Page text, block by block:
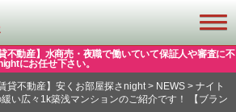
不動産】水商売・夜職で働いていて保証人や審査に不
にお任せ下さい。
貸不動産】安くお部屋探さnight> NEWS> ナイト
い広々1k築浅マンションのご紹介です！ 【ブラン